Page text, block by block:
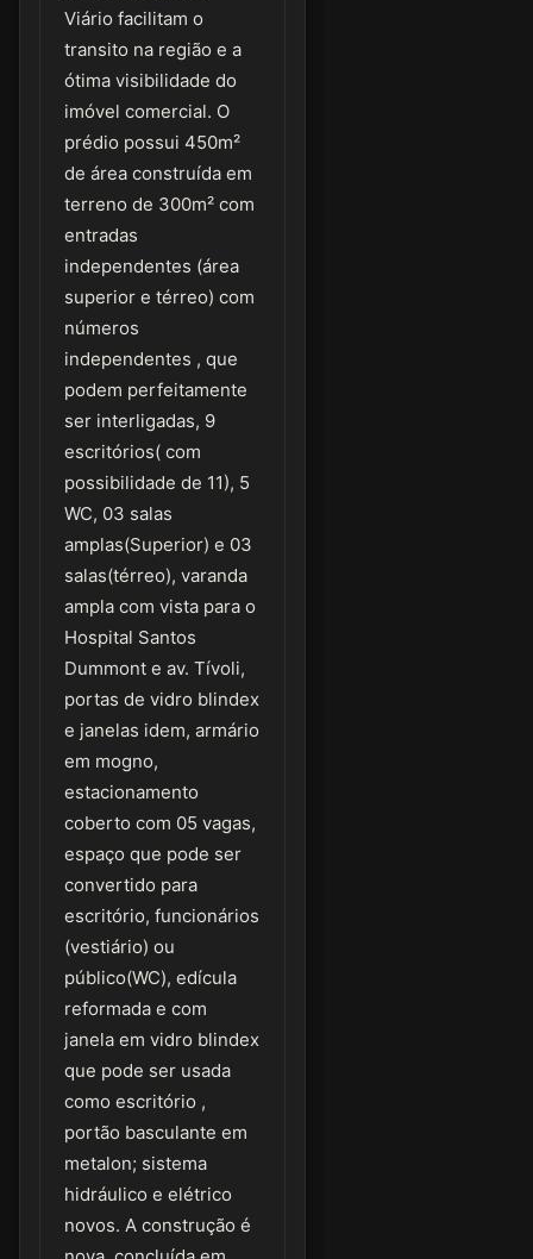
Viário facilitam o
transito na região e a
ótima visibilidade do
imóvel comercial. O
prédio possui 450m²
de área construída em
terreno de 300m² com
entradas
independentes (área
superior e térreo) com
números
independentes , que
podem perfeitamente
ser interligadas, 9
escritórios( com
possibilidade de 11), 5
WC, 03 salas
amplas(Superior) e 03
salas(térreo), varanda
ampla com vista para o
Hospital Santos
Dummont e av. Tívoli,
portas de vidro blindex
e janelas idem, armário
em mogno,
estacionamento
coberto com 05 vagas,
espaço que pode ser
convertido para
escritório, funcionários
(vestiário) ou
público(WC), edícula
reformada e com
janela em vidro blindex
que pode ser usada
como escritório ,
portão basculante em
metalon; sistema
hidráulico e elétrico
novos. A construção é